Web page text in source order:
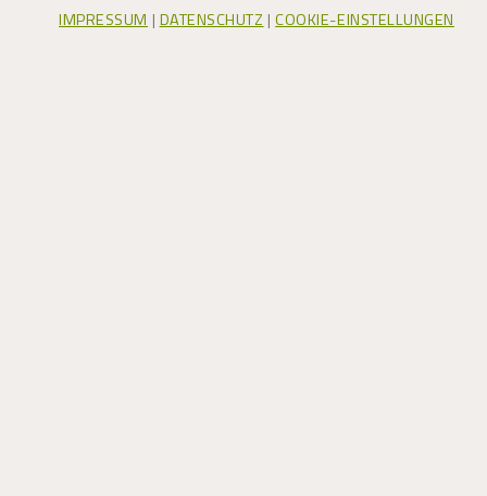
IMPRESSUM | DATENSCHUTZ |COOKIE-EINSTELLUNGEN